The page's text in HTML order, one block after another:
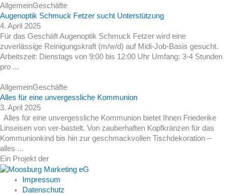
AllgemeinGeschäfte
Augenoptik Schmuck Fetzer sucht Unterstützung
4. April 2025
Für das Geschäft Augenoptik Schmuck Fetzer wird eine
zuverlässige Reinigungskraft (m/w/d) auf Midi-Job-Basis gesucht.
Arbeitszeit: Dienstags von 9:00 bis 12:00 Uhr Umfang: 3-4 Stunden
pro ...
AllgemeinGeschäfte
Alles für eine unvergessliche Kommunion
3. April 2025
Alles für eine unvergessliche Kommunion bietet Ihnen Friederike
Linseisen von ver-bastelt. Von zauberhaften Kopfkränzen für das
Kommunionkind bis hin zur geschmackvollen Tischdekoration –
alles ...
Ein Projekt der
Impressum
Datenschutz